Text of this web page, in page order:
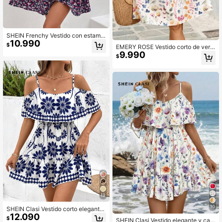
SHEIN Frenchy Vestido con estamp
ado floral ribete con fruncido
$10.990
19
SHEIN Clasi Vestido corto elegante
de mujer con cuello en V, volantes y
$12.090
EMERY ROSE Vestido corto de vera
no para mujer con cuello en V, man
gas cortas y estampado
$9.990
10
SHEIN Clasi Vestido elegante y cas